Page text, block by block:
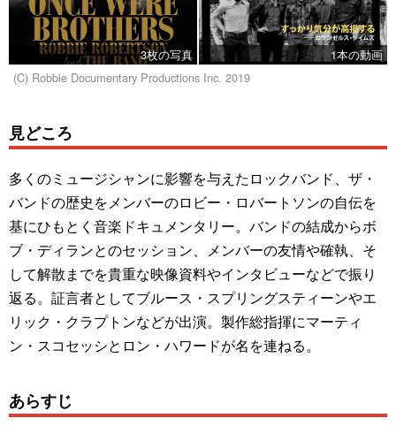
3枚の写真
1本の動画
(C) Robbie Documentary Productions Inc. 2019
見どころ
多くのミュージシャンに影響を与えたロックバンド、ザ・
バンドの歴史をメンバーのロビー・ロバートソンの自伝を
基にひもとく音楽ドキュメンタリー。バンドの結成からボ
ブ・ディランとのセッション、メンバーの友情や確執、そ
して解散までを貴重な映像資料やインタビューなどで振り
返る。証言者としてブルース・スプリングスティーンやエ
リック・クラプトンなどが出演。製作総指揮にマーティ
ン・スコセッシとロン・ハワードが名を連ねる。
あらすじ